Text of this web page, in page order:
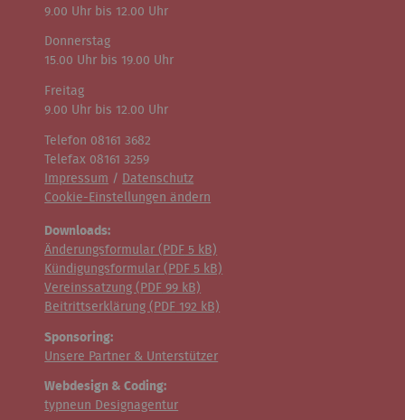
9.00 Uhr bis 12.00 Uhr
Donnerstag
15.00 Uhr bis 19.00 Uhr
Freitag
9.00 Uhr bis 12.00 Uhr
Telefon 08161 3682
Telefax 08161 3259
Impressum / Datenschutz
Cookie-Einstellungen ändern
Downloads:
Änderungsformular ( PDF 5 kB)
Kündigungsformular ( PDF 5 kB)
Vereinssatzung ( PDF 99 kB)
Beitrittserklärung ( PDF 192 kB)
Sponsoring:
Unsere Partner & Unterstützer
Webdesign & Coding:
typneun Designagentur